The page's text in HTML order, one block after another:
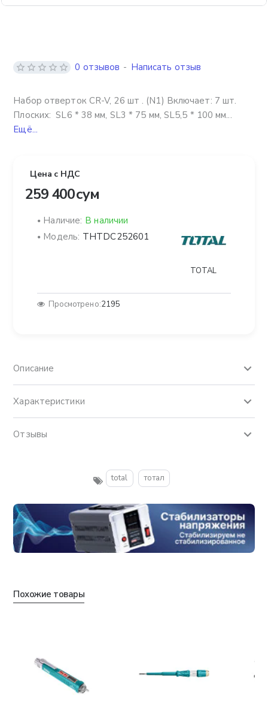
Набор отверток CR-V, 26 шт . (N1) Включает: 7 шт.
Плоских: SL6 * 38 мм, SL3 * 75 мм, SL5,5 * 100 мм...
Ещё...
0 отзывов - Написать отзыв
Цена с НДС
259 400 сум
Наличие: В наличии
Модель: THTDC252601
TOTAL
Просмотрено:2195
Описание
Характеристики
Отзывы
total тотал
Похожие товары